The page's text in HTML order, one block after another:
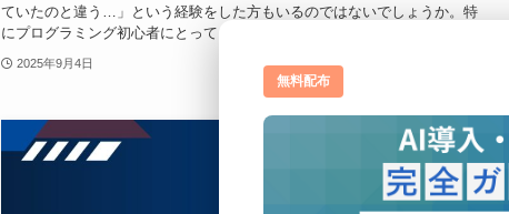
ていたのと違う…」という経験をした方もいるのではないでしょうか。特
にプログラミング初心者にとって、AIコーデ...
2025年9月4日
生成AIツール
無料配布